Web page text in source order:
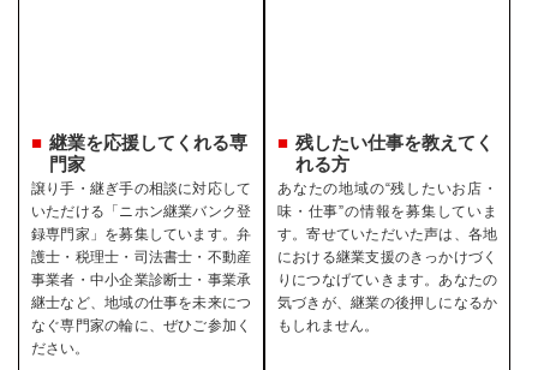
継業を応援してくれる専
門家
譲り手・継ぎ手の相談に対応して
いただける「ニホン継業バンク登
録専門家」を募集しています。弁
護士・税理士・司法書士・不動産
事業者・中小企業診断士・事業承
継士など、地域の仕事を未来につ
なぐ専門家の輪に、ぜひご参加く
ださい。
残したい仕事を教えてく
れる方
あなたの地域の“残したいお店・
味・仕事”の情報を募集していま
す。寄せていただいた声は、各地
における継業支援のきっかけづく
りにつなげていきます。あなたの
気づきが、継業の後押しになるか
もしれません。